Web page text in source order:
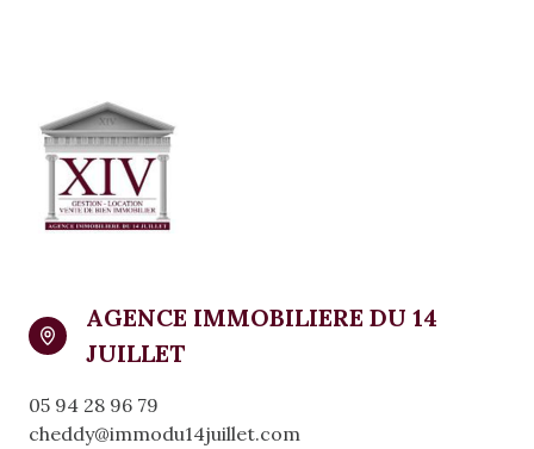
AGENCE IMMOBILIERE DU 14
JUILLET
05 94 28 96 79
cheddy@immodu14juillet.com